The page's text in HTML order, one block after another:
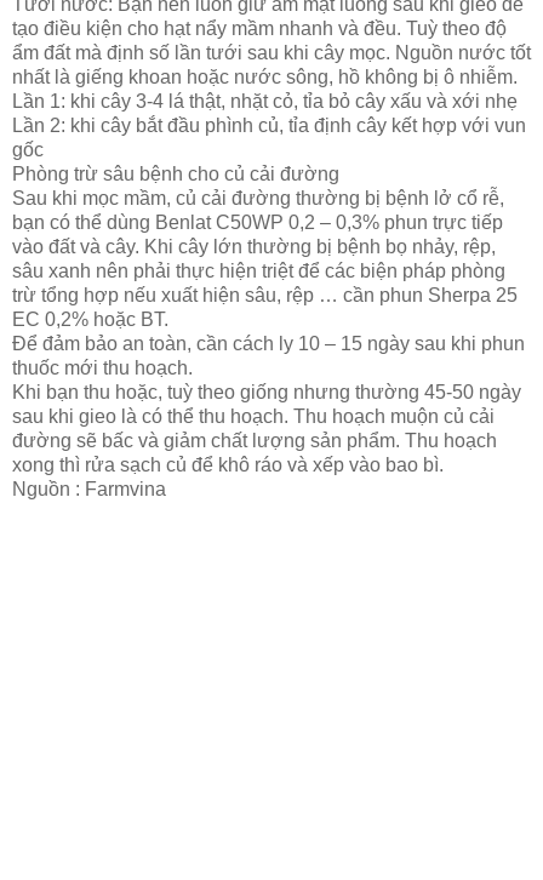
tạo điều kiện cho hạt nẩy mầm nhanh và đều. Tuỳ theo độ
ẩm đất mà định số lần tưới sau khi cây mọc. Nguồn nước tốt
nhất là giếng khoan hoặc nước sông, hồ không bị ô nhiễm.
Lần 1: khi cây 3-4 lá thật, nhặt cỏ, tỉa bỏ cây xấu và xới nhẹ
Lần 2: khi cây bắt đầu phình củ, tỉa định cây kết hợp với vun
gốc
Phòng trừ sâu bệnh cho củ cải đường
Sau khi mọc mầm, củ cải đường thường bị bệnh lở cổ rễ,
bạn có thể dùng Benlat C50WP 0,2 – 0,3% phun trực tiếp
vào đất và cây. Khi cây lớn thường bị bệnh bọ nhảy, rệp,
sâu xanh nên phải thực hiện triệt để các biện pháp phòng
trừ tổng hợp nếu xuất hiện sâu, rệp … cần phun Sherpa 25
EC 0,2% hoặc BT.
Để đảm bảo an toàn, cần cách ly 10 – 15 ngày sau khi phun
thuốc mới thu hoạch.
Khi bạn thu hoặc, tuỳ theo giống nhưng thường 45-50 ngày
sau khi gieo là có thể thu hoạch. Thu hoạch muộn củ cải
đường sẽ bấc và giảm chất lượng sản phẩm. Thu hoạch
xong thì rửa sạch củ để khô ráo và xếp vào bao bì.
Nguồn : Farmvina